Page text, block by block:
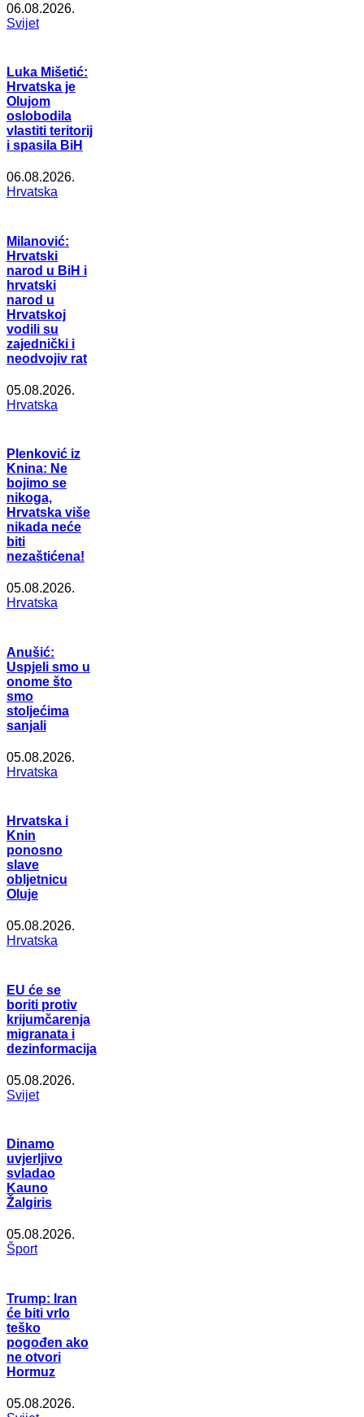
06.08.2026.
Svijet
Luka Mišetić:
Hrvatska je
Olujom
oslobodila
vlastiti teritorij
i spasila BiH
06.08.2026.
Hrvatska
Milanović:
Hrvatski
narod u BiH i
hrvatski
narod u
Hrvatskoj
vodili su
zajednički i
neodvojiv rat
05.08.2026.
Hrvatska
Plenković iz
Knina: Ne
bojimo se
nikoga,
Hrvatska više
nikada neće
biti
nezaštićena!
05.08.2026.
Hrvatska
Anušić:
Uspjeli smo u
onome što
smo
stoljećima
sanjali
05.08.2026.
Hrvatska
Hrvatska i
Knin
ponosno
slave
obljetnicu
Oluje
05.08.2026.
Hrvatska
EU će se
boriti protiv
krijumčarenja
migranata i
dezinformacija
05.08.2026.
Svijet
Dinamo
uvjerljivo
svladao
Kauno
Žalgiris
05.08.2026.
Šport
Trump: Iran
će biti vrlo
teško
pogođen ako
ne otvori
Hormuz
05.08.2026.